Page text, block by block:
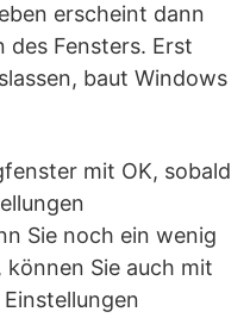
erscheint dann
des Fensters. Erst
baut Windows
mit OK, sobald
Sie noch ein wenig
Sie auch mit